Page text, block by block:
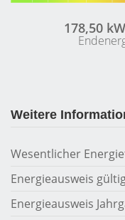
178,50
Weitere
Wesentlicher
Energieausweis
Energieausweis